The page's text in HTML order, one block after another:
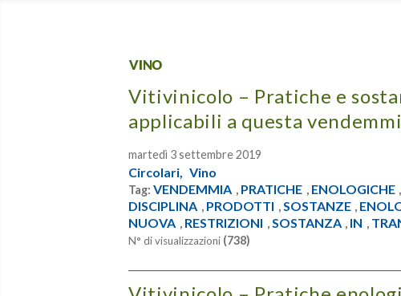
VINO
Vitivinicolo – Pratiche e
applicabili a questa
martedì 3 settembre 2019
Circolari, Vino
Tag: VENDEMMIA , PRATICHE , ENOLOGICHE ,
DISCIPLINA , PRODOTTI , SOSTANZE ,
NUOVA , RESTRIZIONI , SOSTANZA , IN ,
N° di visualizzazioni (738)